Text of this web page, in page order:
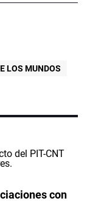
LOS MUNDOS
con